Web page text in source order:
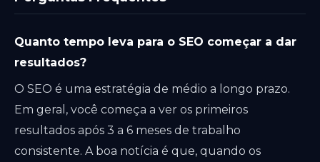
Quanto tempo leva para o SEO começar a dar
resultados?
O SEO é uma estratégia de médio a longo prazo.
Em geral, você começa a ver os primeiros
resultados após 3 a 6 meses de trabalho
consistente. A boa notícia é que, quando os